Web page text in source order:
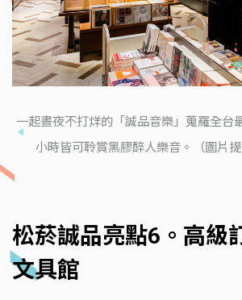
一起晝夜不打烊的「誠品音樂」蒐羅全台
小時皆可聆賞黑膠醉人樂音。（圖片提
松菸誠品亮點6。高級
文具館